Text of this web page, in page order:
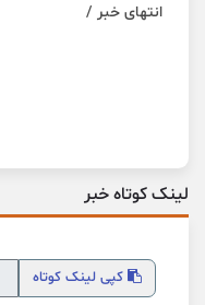
انتهای خبر /
لینک کوتاه خبر
کپی لینک کوتاه